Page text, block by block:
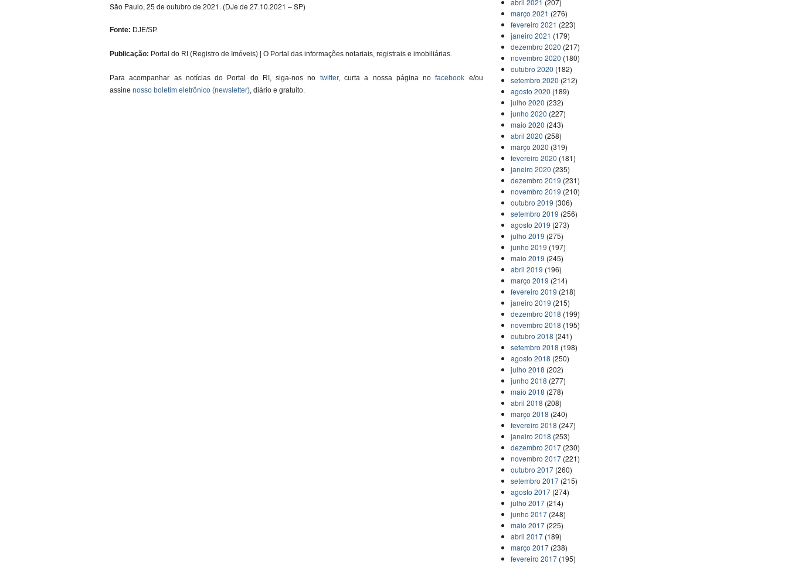
São Paulo, 25 de outubro de 2021. (DJe de 27.10.2021 – SP)
Fonte: DJE/SP.
Publicação: Portal do RI (Registro de Imóveis) | O Portal das informações notariais, registrais e imobiliárias.
Para acompanhar as notícias do Portal do RI, siga-nos no twitter, curta a nossa página nofacebook e/ou
assine nosso boletim eletrônico (newsletter) , diário e gratuito.
março 2021 (276)
fevereiro 2021 (223)
janeiro 2021 (179)
dezembro 2020 (217)
novembro 2020 (180)
outubro 2020 (182)
setembro 2020 (212)
agosto 2020 (189)
julho 2020 (232)
junho 2020 (227)
maio 2020 (243)
abril 2020 (258)
março 2020 (319)
fevereiro 2020 (181)
janeiro 2020 (235)
dezembro 2019 (231)
novembro 2019 (210)
outubro 2019 (306)
setembro 2019 (256)
agosto 2019 (273)
julho 2019 (275)
junho 2019 (197)
maio 2019 (245)
abril 2019 (196)
março 2019 (214)
fevereiro 2019 (218)
janeiro 2019 (215)
dezembro 2018 (199)
novembro 2018 (195)
outubro 2018 (241)
setembro 2018 (198)
agosto 2018 (250)
julho 2018 (202)
junho 2018 (277)
maio 2018 (278)
abril 2018 (208)
março 2018 (240)
fevereiro 2018 (247)
janeiro 2018 (253)
dezembro 2017 (230)
novembro 2017 (221)
outubro 2017 (260)
setembro 2017 (215)
agosto 2017 (274)
julho 2017 (214)
junho 2017 (248)
maio 2017 (225)
abril 2017 (189)
março 2017 (238)
fevereiro 2017 (195)